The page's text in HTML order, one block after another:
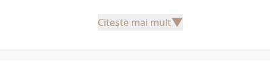
Citește mai mult▼